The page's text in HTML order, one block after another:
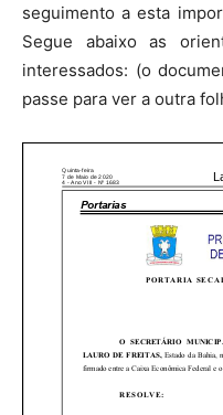
seguimento a esta
Segue abaixo as
interessados: (o
passe para ver a outra